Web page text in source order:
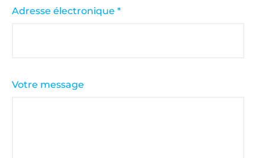
Adresse électronique *
Votre message